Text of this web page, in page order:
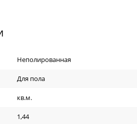
Неполированная
Для пола
кв.м.
1,44